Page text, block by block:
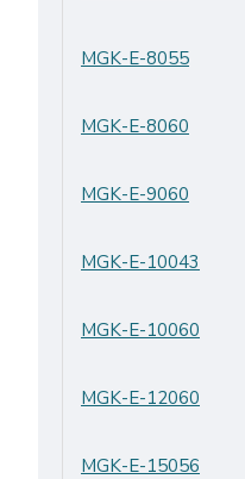
MGK-E-8055
MGK-E-8060
MGK-E-9060
MGK-E-10043
MGK-E-10060
MGK-E-12060
MGK-E-15056